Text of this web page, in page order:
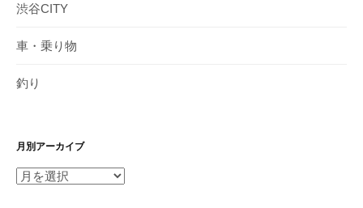
渋谷CITY
車・乗り物
釣り
月別アーカイブ
月